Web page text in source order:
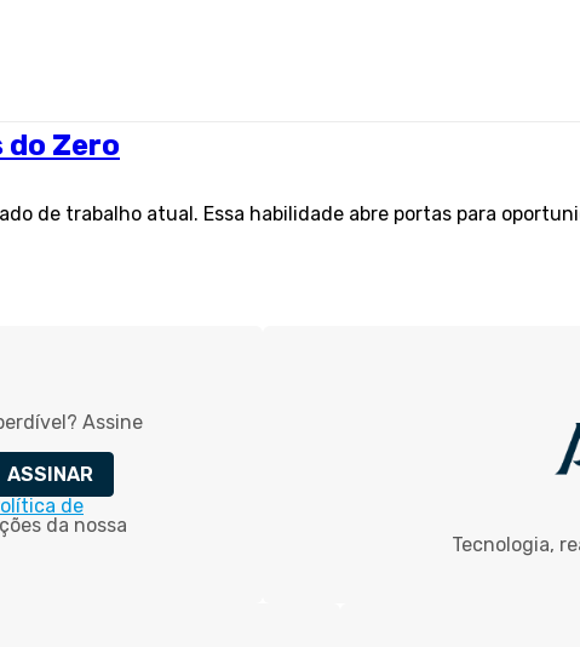
do Zero
de trabalho atual. Essa habilidade abre portas para
Assine
ASSINAR
de
da nossa
Tecnologia,